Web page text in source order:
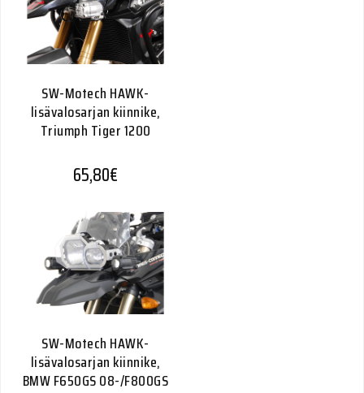
SW-Motech HAWK-
lisävalosarjan kiinnike,
Triumph Tiger 1200
65,80€
SW-Motech HAWK-
lisävalosarjan kiinnike,
BMW F650GS 08-/F800GS